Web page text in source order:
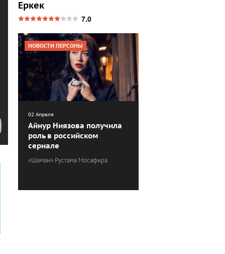
Еркек
7.0
НОВОСТИ ПЕРСОНЫ
02 Апреля
Айнур Ниязова получила
роль в российском
сериале
«Шаман» Рустама Мосафира